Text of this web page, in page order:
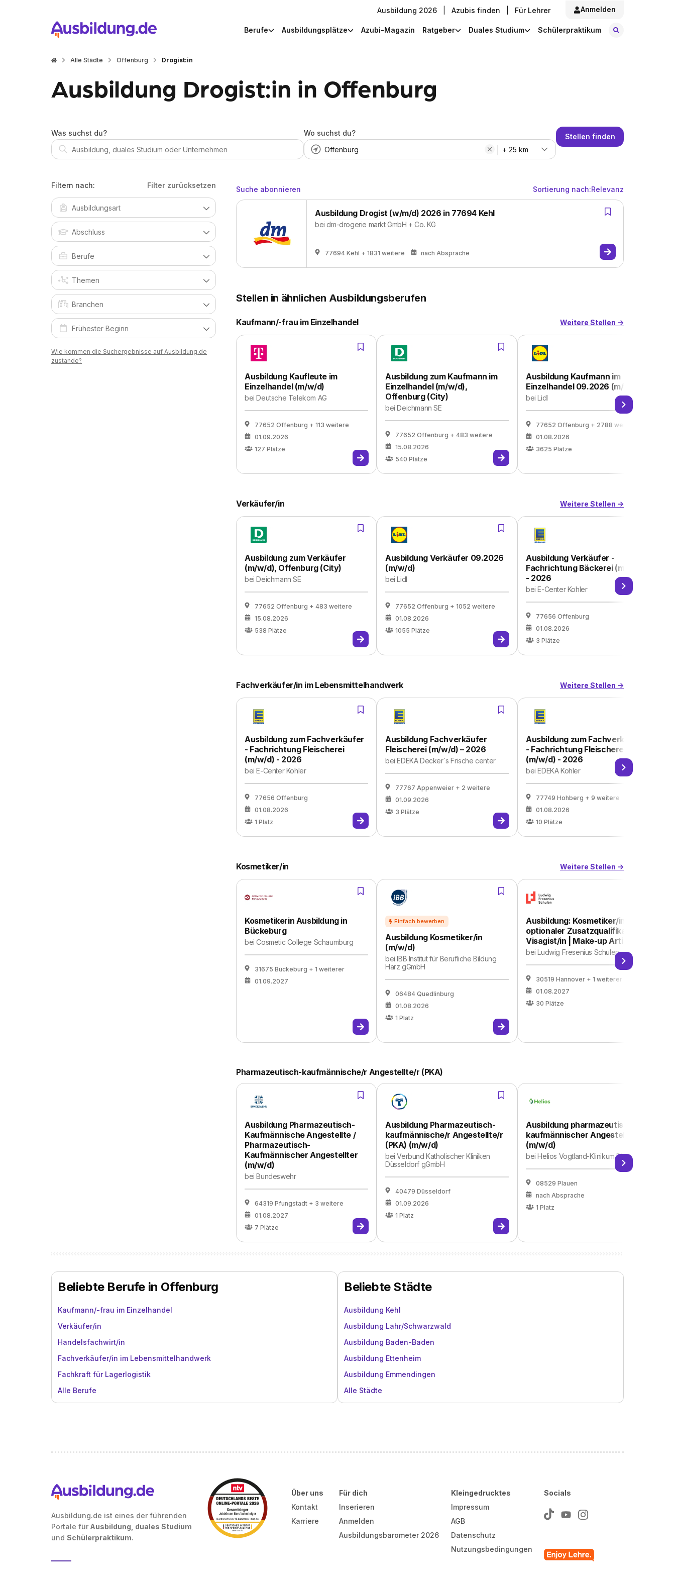
Ausbildung 2026 Azubis finden Für Lehrer Anmelden
Berufe Ausbildungsplätze Azubi-Magazin Ratgeber Duales Studium Schülerpraktikum
Alle Städte Offenburg Drogist:in
Ausbildung Drogist:in in Offenburg
Was suchst du?
Wo suchst du?
+ 25 km
Stellen finden
Filtern nach: Filter zurücksetzen
Wie kommen die Suchergebnisse auf Ausbildung.de
zustande?
Suche abonnieren Sortierung nach:Relevanz
Ausbildung Drogist (w/m/d) 2026 in 77694 Kehl
beidm-drogerie markt GmbH + Co. KG
77694 Kehl + 1831 weitere nach Absprache
Stellen in ähnlichen Ausbildungsberufen
Kaufmann/-frau im Einzelhandel Weitere Stellen ->
Ausbildung Kaufleute im
Einzelhandel (m/w/d)
beiDeutsche Telekom AG
77652 Offenburg + 113 weitere
01.09.2026
127 Plätze
Ausbildung zum Kaufmann im
Einzelhandel (m/w/d),
Offenburg (City)
beiDeichmann SE
77652 Offenburg + 483 weitere
15.08.2026
540 Plätze
Ausbildung Kaufmann im
Einzelhandel 09.2026 (m/w/d)
beiLidl
77652 Offenburg + 2788 weitere
01.08.2026
3625 Plätze
Verkäufer/in Weitere Stellen ->
Ausbildung zum Verkäufer
(m/w/d), Offenburg (City)
beiDeichmann SE
77652 Offenburg + 483 weitere
15.08.2026
538 Plätze
Ausbildung Verkäufer 09.2026
(m/w/d)
beiLidl
77652 Offenburg + 1052 weitere
01.08.2026
1055 Plätze
Ausbildung Verkäufer -
Fachrichtung Bäckerei (m/w/d)
- 2026
beiE-Center Kohler
77656 Offenburg
01.08.2026
3 Plätze
Fachverkäufer/in im Lebensmittelhandwerk Weitere Stellen ->
Ausbildung zum Fachverkäufer
- Fachrichtung Fleischerei
(m/w/d) - 2026
beiE-Center Kohler
77656 Offenburg
01.08.2026
1 Platz
Ausbildung Fachverkäufer
Fleischerei (m/w/d) – 2026
beiEDEKA Decker´s Frische center
77767 Appenweier + 2 weitere
01.09.2026
3 Plätze
Ausbildung zum Fachverkäufer
- Fachrichtung Fleischerei
(m/w/d) - 2026
beiEDEKA Kohler
77749 Hohberg + 9 weitere
01.08.2026
10 Plätze
Kosmetiker/in Weitere Stellen ->
Kosmetikerin Ausbildung in
Bückeburg
beiCosmetic College Schaumburg
31675 Bückeburg + 1 weiterer
01.09.2027
Ausbildung Kosmetiker/in
(m/w/d)
beiIBB Institut für Berufliche Bildung
Harz gGmbH
06484 Quedlinburg
01.08.2026
1 Platz
Ausbildung: Kosmetiker/in mit
optionaler Zusatzqualifikation
Visagist/in | Make-up Artist
beiLudwig Fresenius Schulen
30519 Hannover + 1 weiterer
01.08.2027
30 Plätze
Pharmazeutisch-kaufmännische/r Angestellte/r (PKA)
Ausbildung Pharmazeutisch-
Kaufmännische Angestellte /
Pharmazeutisch-
Kaufmännischer Angestellter
(m/w/d)
beiBundeswehr
64319 Pfungstadt + 3 weitere
01.08.2027
7 Plätze
Ausbildung Pharmazeutisch-
kaufmännische/r Angestellte/r
(PKA) (m/w/d)
beiVerbund Katholischer Kliniken
Düsseldorf gGmbH
40479 Düsseldorf
01.09.2026
1 Platz
Ausbildung pharmazeutisch-
kaufmännischer Angestellter
(m/w/d)
beiHelios Vogtland-Klinikum Plauen
08529 Plauen
nach Absprache
1 Platz
Beliebte Berufe in Offenburg
Kaufmann/-frau im Einzelhandel
Verkäufer/in
Handelsfachwirt/in
Fachverkäufer/in im Lebensmittelhandwerk
Fachkraft für Lagerlogistik
Alle Berufe
Beliebte Städte
Ausbildung Kehl
Ausbildung Lahr/Schwarzwald
Ausbildung Baden-Baden
Ausbildung Ettenheim
Ausbildung Emmendingen
Alle Städte
Ausbildung.de ist eines der führenden
Portale für Ausbildung, duales Studium
und Schülerpraktikum.
Über uns
Kontakt
Karriere
Für dich
Inserieren
Anmelden
Ausbildungsbarometer 2026
Kleingedrucktes
Impressum
AGB
Datenschutz
Nutzungsbedingungen
Socials